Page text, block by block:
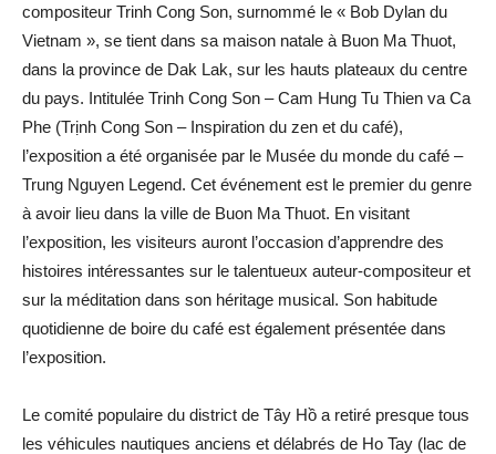
compositeur Trinh Cong Son, surnommé le « Bob Dylan du
Vietnam », se tient dans sa maison natale à Buon Ma Thuot,
dans la province de Dak Lak, sur les hauts plateaux du centre
du pays. Intitulée Trinh Cong Son – Cam Hung Tu Thien va Ca
Phe (Trịnh Cong Son – Inspiration du zen et du café),
l’exposition a été organisée par le Musée du monde du café –
Trung Nguyen Legend. Cet événement est le premier du genre
à avoir lieu dans la ville de Buon Ma Thuot. En visitant
l’exposition, les visiteurs auront l’occasion d’apprendre des
histoires intéressantes sur le talentueux auteur-compositeur et
sur la méditation dans son héritage musical. Son habitude
quotidienne de boire du café est également présentée dans
l’exposition.
Le comité populaire du district de Tây Hồ a retiré presque tous
les véhicules nautiques anciens et délabrés de Ho Tay (lac de